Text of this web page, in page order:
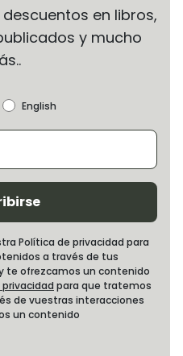
en libros,
y mucho
English
Política de privacidad para
a través de tus
te ofrezcamos un contenido
para que tratemos
de vuestras interacciones
un contenido